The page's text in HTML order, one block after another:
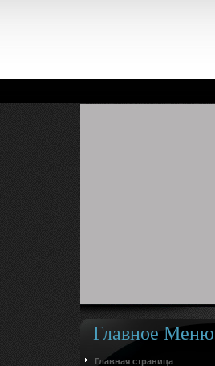
Главное Меню
Главная страница